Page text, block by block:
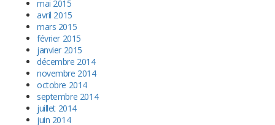
mai 2015
avril 2015
mars 2015
février 2015
janvier 2015
décembre 2014
novembre 2014
octobre 2014
septembre 2014
juillet 2014
juin 2014